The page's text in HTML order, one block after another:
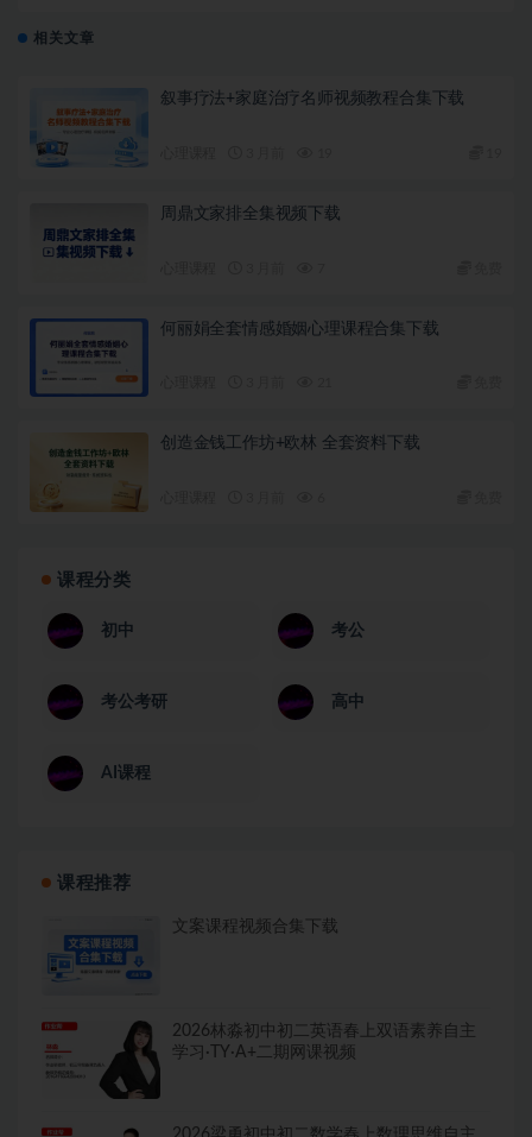
相关文章
叙事疗法+家庭治疗名师视频教程合集下载
周鼎文家排全集视频下载
何丽娟全套情感婚姻心理课程合集下载
创造金钱工作坊+欧林 全套资料下载
课程分类
初中 考公
考公考研 高中
AI课程
课程推荐
文案课程视频合集下载
2026林淼初中初二英语春上双语素养自主
学习·TY·A+二期网课视频